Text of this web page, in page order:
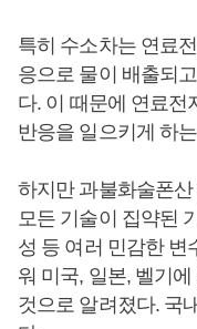
특히 수소차는 연료
응으로 물이 배출되
다. 이 때문에 연료전
반응을 일으키게 하
하지만 과불화술폰
모든 기술이 집약된
성 등 여러 민감한 변
워 미국, 일본, 벨기
것으로 알려졌다. 국